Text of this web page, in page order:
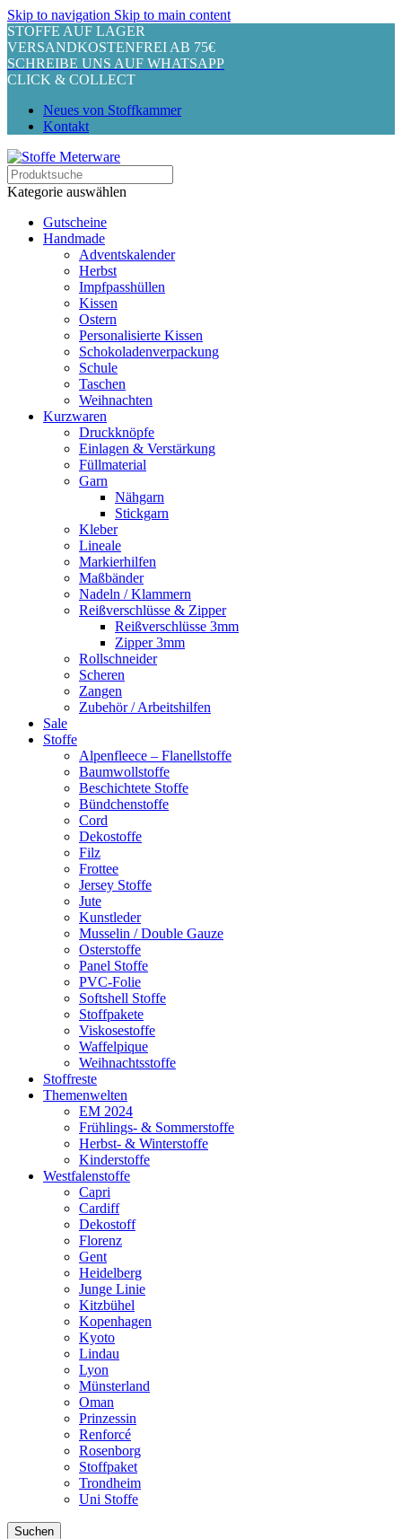
Skip to navigation Skip to main content
STOFFE AUF LAGER
VERSANDKOSTENFREI AB 75€
SCHREIBE UNS AUF WHATSAPP
CLICK & COLLECT
Neues von Stoffkammer
Kontakt
Kategorie auswählen
Gutscheine
Handmade
Adventskalender
Herbst
Impfpasshüllen
Kissen
Ostern
Personalisierte Kissen
Schokoladenverpackung
Schule
Taschen
Weihnachten
Kurzwaren
Druckknöpfe
Einlagen & Verstärkung
Füllmaterial
Garn
Nähgarn
Stickgarn
Kleber
Lineale
Markierhilfen
Maßbänder
Nadeln / Klammern
Reißverschlüsse & Zipper
Reißverschlüsse 3mm
Zipper 3mm
Rollschneider
Scheren
Zangen
Zubehör / Arbeitshilfen
Sale
Stoffe
Alpenfleece – Flanellstoffe
Baumwollstoffe
Beschichtete Stoffe
Bündchenstoffe
Cord
Dekostoffe
Filz
Frottee
Jersey Stoffe
Jute
Kunstleder
Musselin / Double Gauze
Osterstoffe
Panel Stoffe
PVC-Folie
Softshell Stoffe
Stoffpakete
Viskosestoffe
Waffelpique
Weihnachtsstoffe
Stoffreste
Themenwelten
EM 2024
Frühlings- & Sommerstoffe
Herbst- & Winterstoffe
Kinderstoffe
Westfalenstoffe
Capri
Cardiff
Dekostoff
Florenz
Gent
Heidelberg
Junge Linie
Kitzbühel
Kopenhagen
Kyoto
Lindau
Lyon
Münsterland
Oman
Prinzessin
Renforcé
Rosenborg
Stoffpaket
Trondheim
Uni Stoffe
Suchen